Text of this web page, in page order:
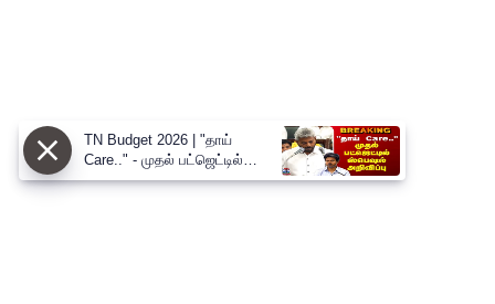
TN Budget 2026 | "தாய்
Care.." - முதல் பட்ஜெட்டில்
ஸ்பெஷல் அறிவிப்பு